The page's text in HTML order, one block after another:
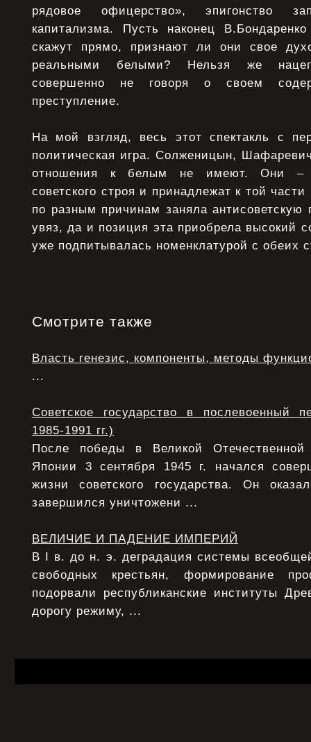
рядовое офицерство», эпигонство
капитализма. Пусть наконец
скажут прямо, признают ли они свое
реальными белыми? Нельзя же
совершенно не говоря о своем
преступление.
На мой взгляд, весь этот спектакль с
политическая игра. Солженицын,
отношения к белым не имеют. Они –
советского строя и принадлежат к той
по разным причинам заняла антисоветскую
увяз, да и позиция эта приобрела высокий
уже подпитывалась номенклатурой с обеих
Смотрите также
Власть генезис, компоненты, методы
...
Советское государство в послевоенный
1985-1991 гг.)
После победы в Великой
Японии 3 сентября 1945 г. начался
жизни советского государства. Он
завершился уничтожени ...
ВЕЛИЧИЕ И ПАДЕНИЕ ИМПЕРИЙ
В I в. до н. э. деградация системы
свободных крестьян, формирование
подорвали республиканские институты
дорогу режиму, ...